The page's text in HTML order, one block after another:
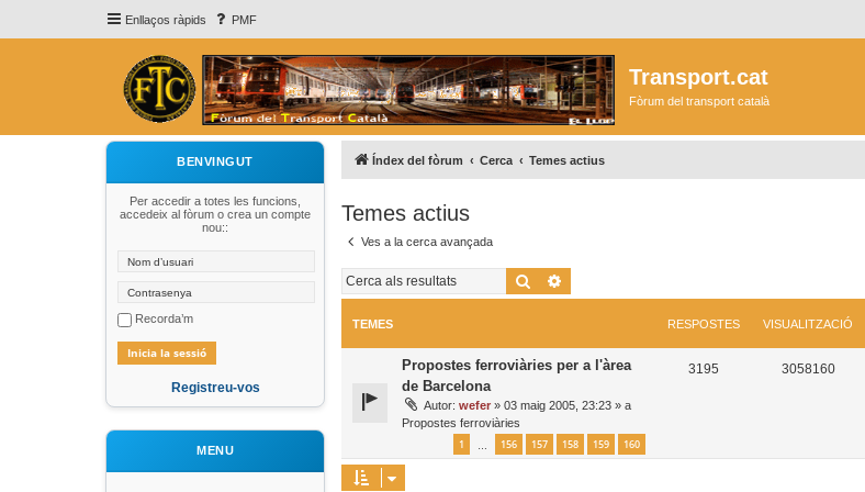
Enllaços ràpids PMF
Transport.cat
Fòrum del transport català
BENVINGUT
Per accedir a totes les funcions,
accedeix al fòrum o crea un compte
nou::
Recorda’m
Registreu-vos
MENU
Índex del fòrum Cerca Temes actius
Temes actius
Ves a la cerca avançada
Cerca
TEMES RESPOSTES VISUALITZACIÓ
Propostes ferroviàries per a l'àrea
de Barcelona
Autor: wefer » 03 maig 2005, 23:23 » a
Propostes ferroviàries
1 156 157 158 159 160
3195 3058160V